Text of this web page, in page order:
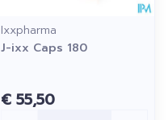
Ixxpharma
J-ixx Caps 180
€ 55,50